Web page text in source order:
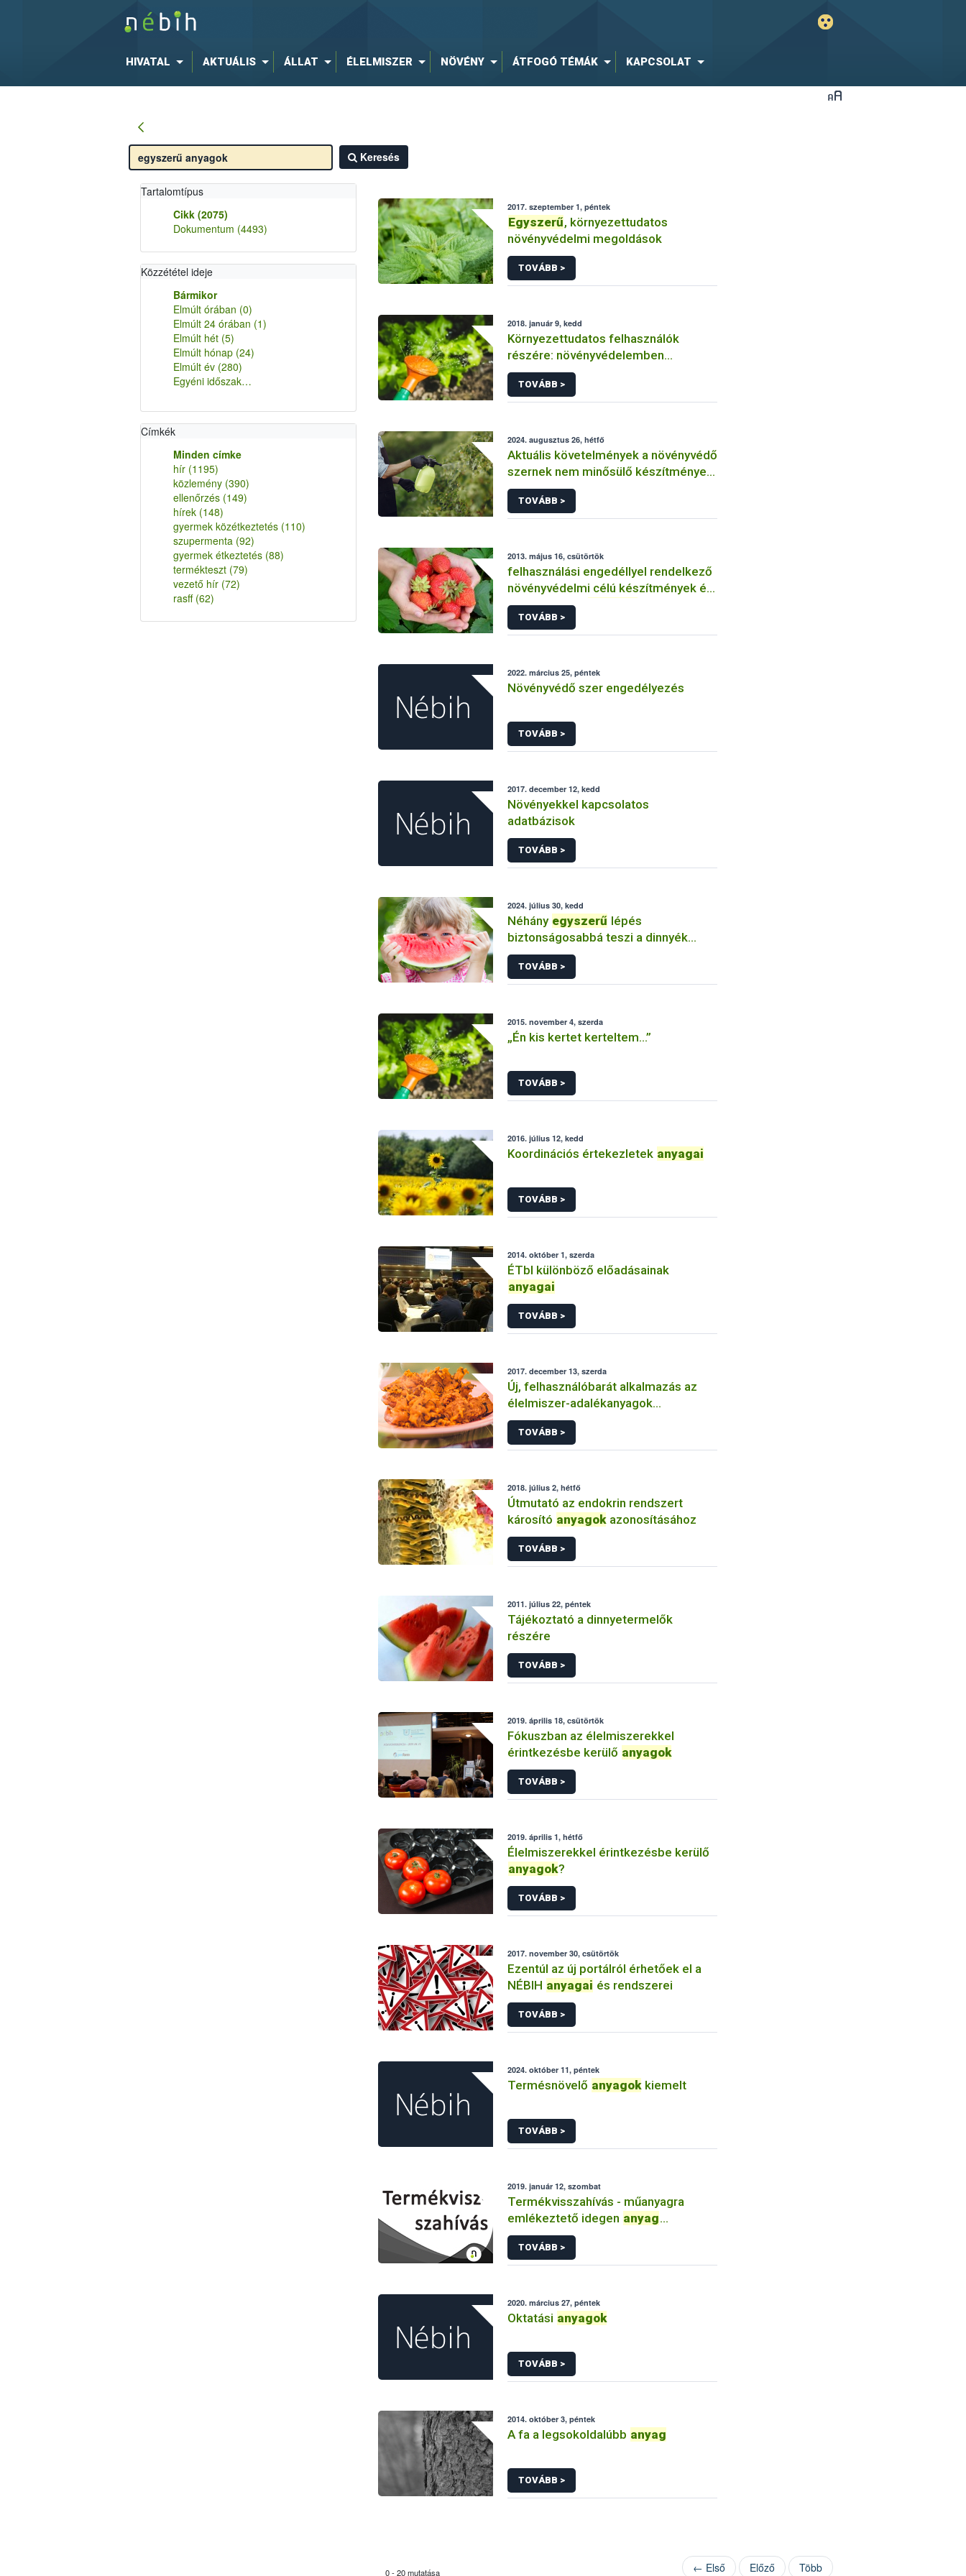
HIVATAL AKTUÁLIS ÁLLAT ÉLELMISZER NÖVÉNY ÁTFOGÓ TÉMÁK KAPCSOLAT
Keresés
Tartalomtípus
Cikk (2075)
Dokumentum (4493)
Közzététel ideje
Bármikor
Elmúlt órában (0)
Elmúlt 24 órában (1)
Elmúlt hét (5)
Elmúlt hónap (24)
Elmúlt év (280)
Egyéni időszak…
Címkék
Minden címke
hír (1195)
közlemény (390)
ellenőrzés (149)
hírek (148)
gyermek közétkeztetés (110)
szupermenta (92)
gyermek étkeztetés (88)
termékteszt (79)
vezető hír (72)
rasff (62)
2017. szeptember 1, péntek
Egyszerű, környezettudatos
növényvédelmi megoldások
TOVÁBB >
2018. január 9, kedd
Környezettudatos felhasználók
részére: növényvédelemben
felhasználható, nem engedélyköteles
termékek
TOVÁBB >
2024. augusztus 26, hétfő
Aktuális követelmények a növényvédő
szernek nem minősülő készítmények
engedélyezésében
TOVÁBB >
2013. május 16, csütörtök
felhasználási engedéllyel rendelkező
növényvédelmi célú készítmények és
termésnövelő
TOVÁBB >
2022. március 25, péntek
Növényvédő szer engedélyezés
TOVÁBB >
2017. december 12, kedd
Növényekkel kapcsolatos
adatbázisok
TOVÁBB >
2024. július 30, kedd
Néhány egyszerű lépés
biztonságosabbá teszi a dinnyék
felezését
TOVÁBB >
2015. november 4, szerda
„Én kis kertet kerteltem...”
TOVÁBB >
2016. július 12, kedd
Koordinációs értekezletek anyagai
TOVÁBB >
2014. október 1, szerda
ÉTbI különböző előadásainak
anyagai
TOVÁBB >
2017. december 13, szerda
Új, felhasználóbarát alkalmazás az
élelmiszer-adalékanyagok
bevitelének becslésére
TOVÁBB >
2018. július 2, hétfő
Útmutató az endokrin rendszert
károsító anyagok azonosításához
TOVÁBB >
2011. július 22, péntek
Tájékoztató a dinnyetermelők
részére
TOVÁBB >
2019. április 18, csütörtök
Fókuszban az élelmiszerekkel
érintkezésbe kerülő anyagok
TOVÁBB >
2019. április 1, hétfő
Élelmiszerekkel érintkezésbe kerülő
anyagok?
TOVÁBB >
2017. november 30, csütörtök
Ezentúl az új portálról érhetőek el a
NÉBIH anyagai és rendszerei
TOVÁBB >
2024. október 11, péntek
Termésnövelő anyagok kiemelt
TOVÁBB >
2019. január 12, szombat
Termékvisszahívás - műanyagra
emlékeztető idegen anyag
bébiételben
TOVÁBB >
2020. március 27, péntek
Oktatási anyagok
TOVÁBB >
2014. október 3, péntek
A fa a legsokoldalúbb anyag
TOVÁBB >
0 - 20 mutatása ← Első Előző Több